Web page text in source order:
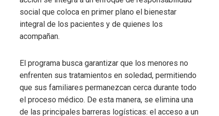
social que coloca en primer plano el bienestar
integral de los pacientes y de quienes los
acompañan.
El programa busca garantizar que los menores no
enfrenten sus tratamientos en soledad, permitiendo
que sus familiares permanezcan cerca durante todo
el proceso médico. De esta manera, se elimina una
de las principales barreras logísticas: el acceso a un